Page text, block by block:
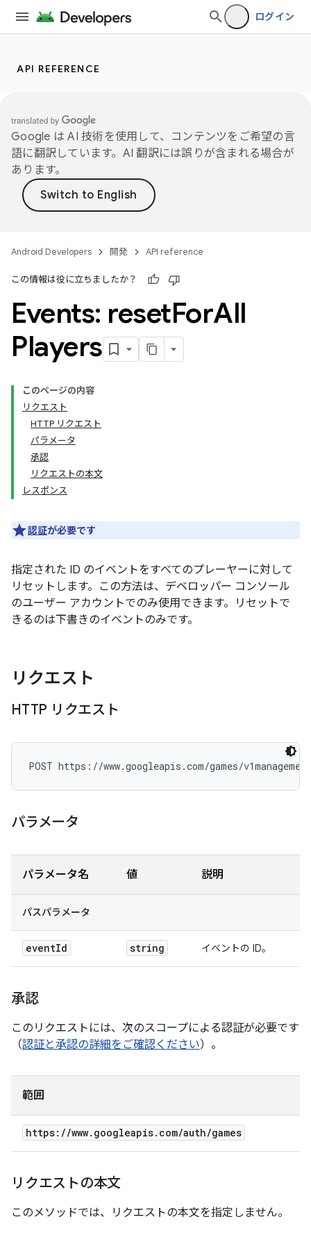
ログイン
API REFERENCE
Google は AI 技術を使用して、コンテンツをご希望の言
語に翻訳しています。AI 翻訳には誤りが含まれる場合が
あります。
Android Developers 開発 API reference
この情報は役に立ちましたか？
Events: resetForAll
Players
このページの内容
リクエスト
HTTP リクエスト
パラメータ
承認
リクエストの本文
レスポンス
認証が必要です
指定された ID のイベントをすべてのプレーヤーに対して
リセットします。この方法は、デベロッパー コンソール
のユーザー アカウントでのみ使用できます。リセットで
きるのは下書きのイベントのみです。
リクエスト
HTTP リクエスト
POST https://www.googleapis.com/games/
パラメータ
パラメータ名 値 説明
パスパラメータ
eventId string イベントの ID。
承認
このリクエストには、次のスコープによる認証が必要です
（認証と承認の詳細をご確認ください）。
範囲
https: //www. googleapis. com/auth/games
リクエストの本文
このメソッドでは、リクエストの本文を指定しません。